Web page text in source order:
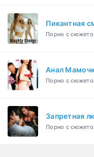
Пикантная
Порно с
Анал
Порно с
Запретная
Порно с